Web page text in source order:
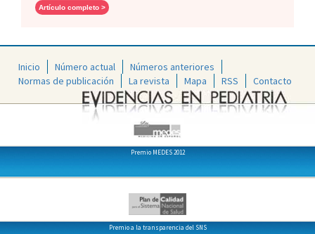
Artículo completo >
Inicio Número actual
Números anteriores
Normas de publicación
La revista Mapa RSS Contacto
Premio MEDES 2012
Premio a la transparencia del SNS